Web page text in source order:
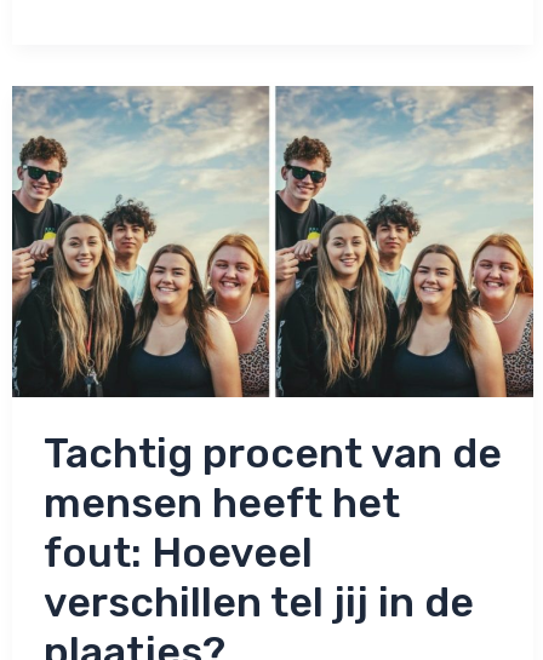
het
plaatje:
Zie
jij
niet
klopt?
Tachtig procent van de
mensen heeft het
fout: Hoeveel
verschillen tel jij in de